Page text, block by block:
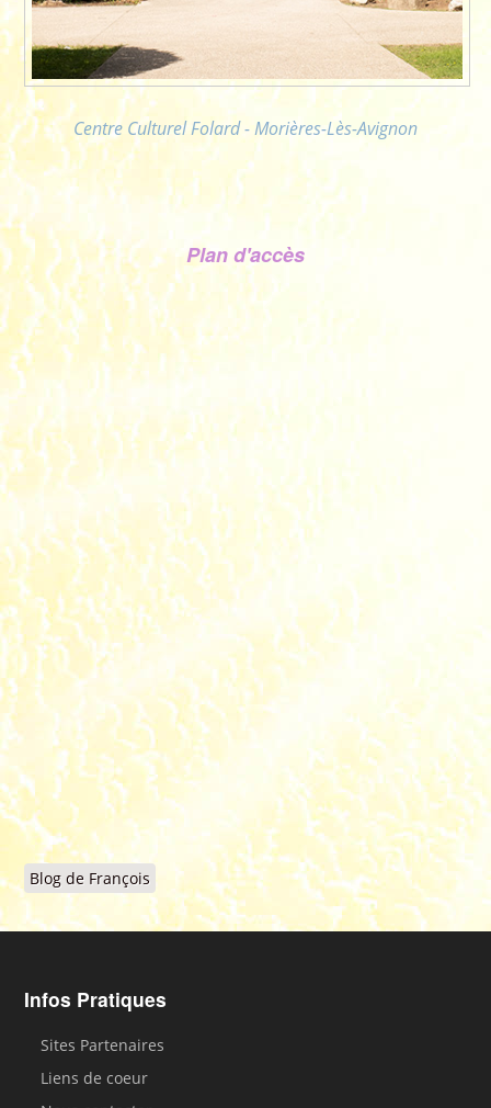
Centre Culturel Folard - Morières-Lès-Avignon
Plan d'accès
Blog de François
Infos Pratiques
Sites Partenaires
Liens de coeur